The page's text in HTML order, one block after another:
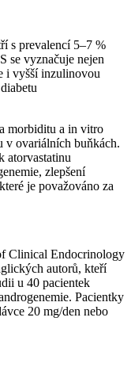
s prevalencí 5–7 %
se vyznačuje nejen
i vyšší inzulinovou
morbiditu a in vitro
v ovariálních buňkách.
atorvastatinu
zlepšení
je považováno za
Clinical Endocrinology
autorů, kteří
u 40 pacientek
Pacientky
20 mg⁠/⁠den nebo